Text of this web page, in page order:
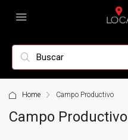
Home Campo Productivo
Campo Productivo